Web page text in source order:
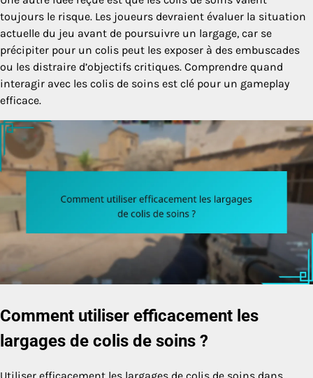
toujours le risque. Les joueurs devraient évaluer la situation
actuelle du jeu avant de poursuivre un largage, car se
précipiter pour un colis peut les exposer à des embuscades
ou les distraire d’objectifs critiques. Comprendre quand
interagir avec les colis de soins est clé pour un gameplay
efficace.
Comment utiliser efficacement les
largages de colis de soins ?